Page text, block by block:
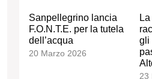
Sanpellegrino lancia
F.O.N.T.E. per la tutela
dell’acqua
20 Marzo 2026
gli
23